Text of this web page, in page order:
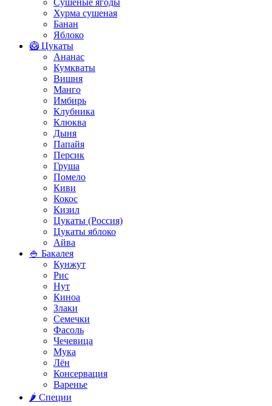
Сушеные ягоды
Хурма сушеная
Банан
Яблоко
🥝 Цукаты
Ананас
Кумкваты
Вишня
Манго
Имбирь
Клубника
Клюква
Дыня
Папайя
Персик
Груша
Помело
Киви
Кокос
Кизил
Цукаты (Россия)
Цукаты яблоко
Айва
🍚 Бакалея
Кунжут
Рис
Нут
Киноа
Злаки
Семечки
Фасоль
Чечевица
Мука
Лён
Консервация
Варенье
🌶️ Специи